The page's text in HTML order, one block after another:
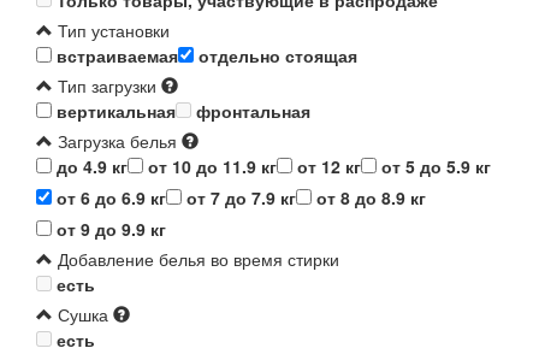
Тип установки
встраиваемая
отдельно стоящая
Тип загрузки
вертикальная
фронтальная
Загрузка белья
до 4.9 кг
от 10 до 11.9 кг от 12 кг
от 5 до 5.9 кг
от 6 до 6.9 кг
от 7 до 7.9 кг
от 8 до 8.9 кг
от 9 до 9.9 кг
Добавление белья во время стирки
есть
Сушка
есть